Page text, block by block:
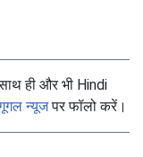
ही और भी Hindi
न्यूजपर फॉलो करें।